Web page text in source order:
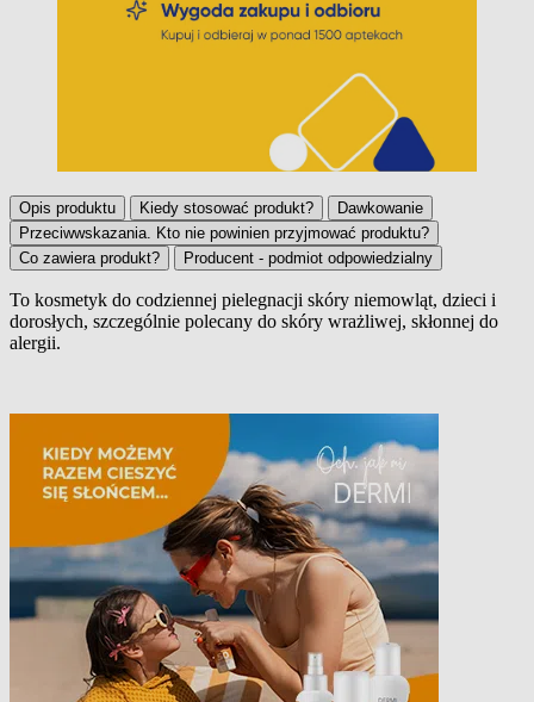
Opis produktu Kiedy stosować produkt?
Dawkowanie
Przeciwwskazania. Kto nie powinien przyjmować produktu?
Co zawiera produkt?
Producent - podmiot odpowiedzialny
Opis produktu
To kosmetyk do codziennej pielegnacji skóry niemowląt, dzieci i
dorosłych, szczególnie polecany do skóry wrażliwej, skłonnej do
alergii.